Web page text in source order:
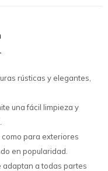
rústicas y elegantes,
una fácil limpieza y
para exteriores
en popularidad.
adaptan a todas partes